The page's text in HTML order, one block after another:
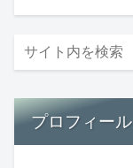
プロフィール